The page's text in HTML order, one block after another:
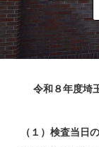
令和８年度埼
（１）検査当日